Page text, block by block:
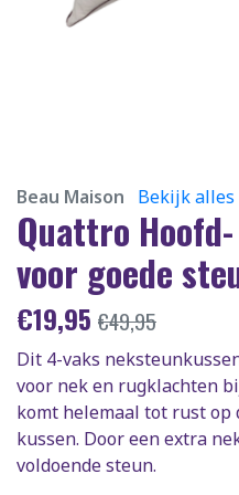
Beau Maison Bekijk alles
Quattro
voor goede
€19,95 €49,95
Dit 4-vaks
voor nek en rugklachten
komt helemaal tot rust op
kussen. Door een extra
voldoende steun.